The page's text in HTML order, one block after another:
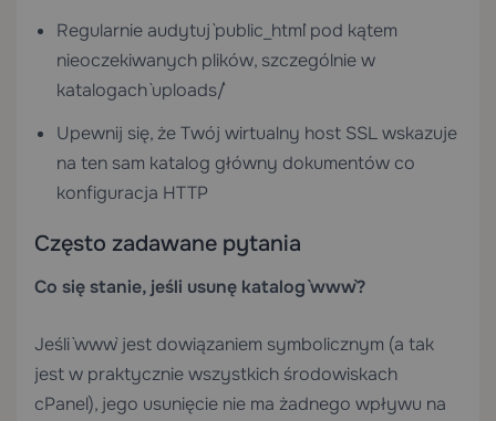
Regularnie audytuj `public_html` pod kątem
nieoczekiwanych plików, szczególnie w
katalogach `uploads/`
Upewnij się, że Twój wirtualny host SSL wskazuje
na ten sam katalog główny dokumentów co
konfiguracja HTTP
Często zadawane pytania
Co się stanie, jeśli usunę katalog `www`?
Jeśli `www` jest dowiązaniem symbolicznym (a tak
jest w praktycznie wszystkich środowiskach
cPanel), jego usunięcie nie ma żadnego wpływu na